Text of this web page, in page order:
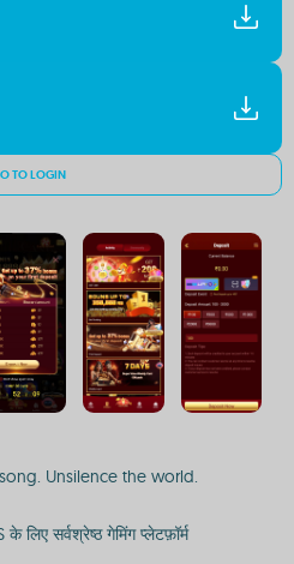
TO LOGIN
Unsilence the world.
सर्वश्रेष्ठ गेमिंग प्लेटफ़ॉर्म